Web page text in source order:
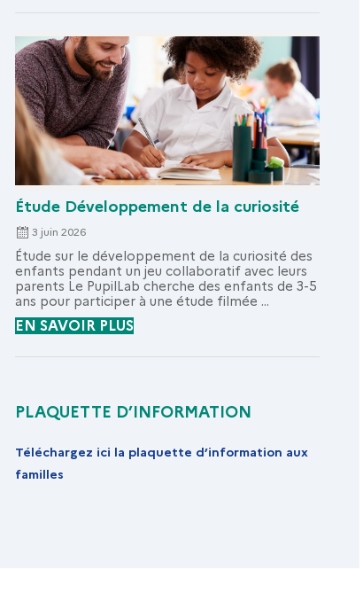
Étude Développement de la curiosité
3 juin 2026
Étude sur le développement de la curiosité des
enfants pendant un jeu collaboratif avec leurs
parents Le PupilLab cherche des enfants de 3-5
ans pour participer à une étude filmée ...
EN SAVOIR PLUS
PLAQUETTE D’INFORMATION
Téléchargez ici la plaquette d’information aux
familles